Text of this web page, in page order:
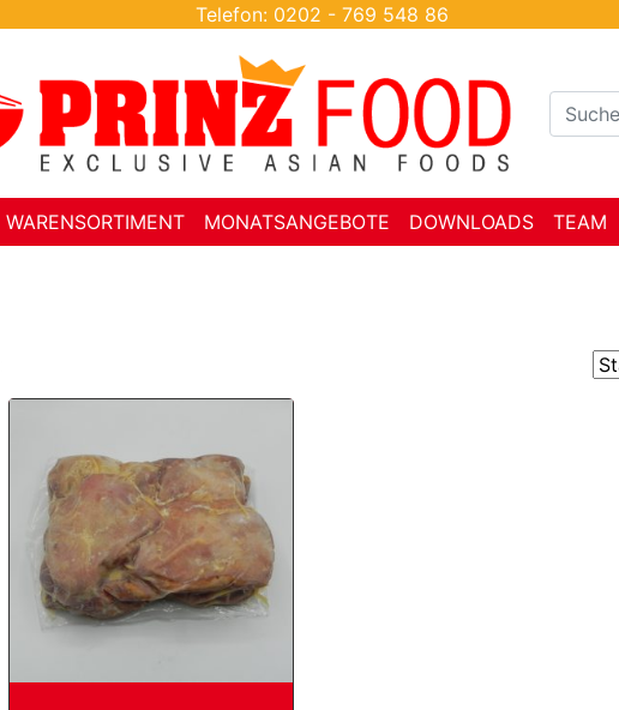
Telefon: 0202 - 769 548 86
WARENSORTIMENT MONATSANGEBOTE DOWNLOADS TEAM